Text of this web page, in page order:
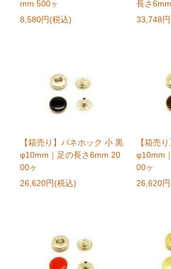
mm 500ヶ
8,580円(税込)
長さ
33,748
【箱売り】バネホック 小 黒
φ10mm｜足の長さ6mm 20
00ヶ
26,620円(税込)
【箱売
φ10mm
00ヶ
26,620